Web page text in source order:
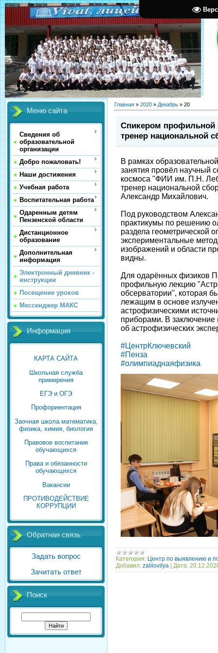
Меню сайта
Сведения об
образовательной
организации
Добро пожаловать!
Наши достижения
Учебная работа
Воспитательная работа
Одаренным детям
Пензенской области
Дистанционное
образование
Дополнительная
информация
Электронный дневник -
инструкции
Посещение уроков
Мессенджер МАКС
Информация
КАРТА САЙТА
Школьная служба
примирения
ЕГЭ и ОГЭ
Профориентация
Заочная школа математика,
физика, химия, биология
Правовое воспитание
обучающихся
Права и обязанности
обучающихся
Вакансии
ПРОТИВОДЕЙСТВИЕ
КОРРУПЦИИ
Обратная связь
Задать вопрос
Зачитать ответ
Поиск
Главная » 2020 » Декабрь » 20
Спикером
тренер национальной
В рамках
занятия провёл научный
космоса "ФИИ им. П.Н.
тренер национальной
Александр Михайлович.
Под руководством
практикумы по решению
раздела геометрической
экспериментальные
изображений и области
видны.
Для одарённых физиков
профильную лекцию
обсерватории", которая
лежащим в основе
астрофизическими
приборами. В заключение
об астрофизических
#ЦентрКлючевский
#Пенза
#олимпиаднаяфизика
Категория: Центр по выявлению и
Добавил: zalilovilya | Дата: